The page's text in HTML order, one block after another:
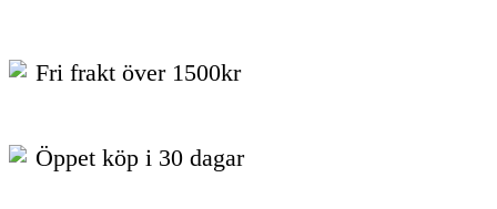
Fri frakt över 1500kr
Öppet köp i 30 dagar